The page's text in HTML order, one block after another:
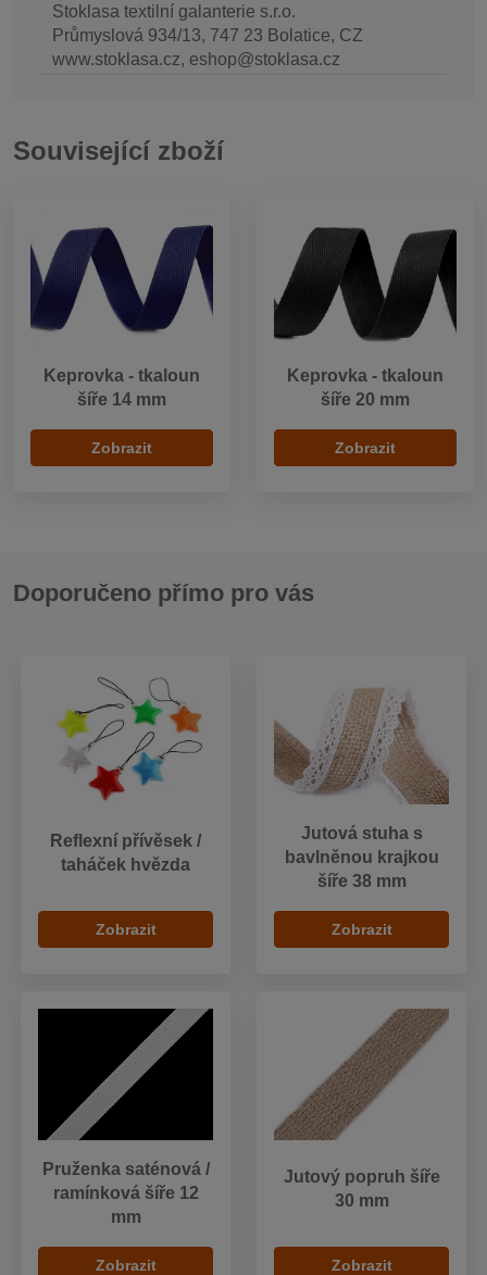
Stoklasa textilní galanterie s.r.o.
Průmyslová 934/13, 747 23 Bolatice, CZ
www.stoklasa.cz, eshop@stoklasa.cz
Související zboží
Keprovka - tkaloun
šíře 14 mm
Zobrazit
Keprovka - tkaloun
šíře 20 mm
Zobrazit
Doporučeno přímo pro vás
Reflexní přívěsek /
taháček hvězda
Zobrazit
Jutová stuha s
bavlněnou krajkou
šíře 38 mm
Zobrazit
Pruženka saténová /
ramínková šíře 12
mm
Zobrazit
Jutový popruh šíře
30 mm
Zobrazit